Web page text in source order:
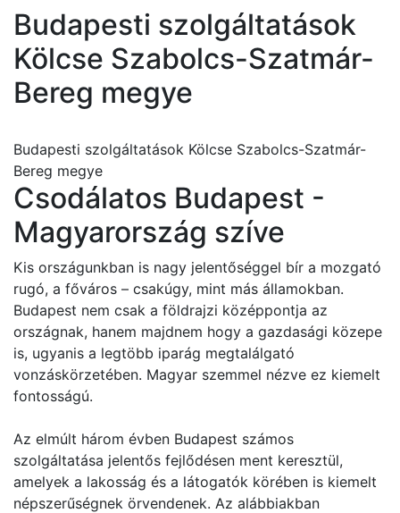
Budapesti szolgáltatások
Kölcse Szabolcs-Szatmár-
Bereg megye
Budapesti szolgáltatások Kölcse Szabolcs-Szatmár-
Bereg megye
Csodálatos Budapest -
Magyarország szíve
Kis országunkban is nagy jelentőséggel bír a mozgató
rugó, a főváros – csakúgy, mint más államokban.
Budapest nem csak a földrajzi középpontja az
országnak, hanem majdnem hogy a gazdasági közepe
is, ugyanis a legtöbb iparág megtalálgató
vonzáskörzetében. Magyar szemmel nézve ez kiemelt
fontosságú.
Az elmúlt három évben Budapest számos
szolgáltatása jelentős fejlődésen ment keresztül,
amelyek a lakosság és a látogatók körében is kiemelt
népszerűségnek örvendenek. Az alábbiakban